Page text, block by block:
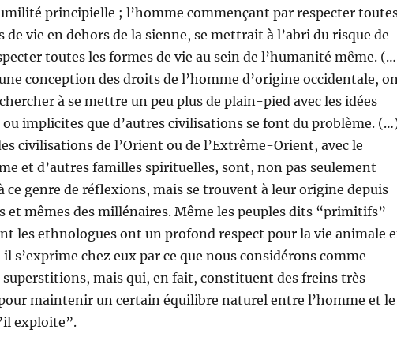
principielle ; l’homme commençant par respecter
de vie en dehors de la sienne, se mettrait à l’abri du risque de
toutes les formes de vie au sein de l’humanité même.
conception des droits de l’homme d’origine occidentale,
à se mettre un peu plus de plain-pied avec les idées
implicites que d’autres civilisations se font du problème.
civilisations de l’Orient ou de l’Extrême-Orient, avec le
et d’autres familles spirituelles, sont, non pas seulement
ce genre de réflexions, mais se trouvent à leur origine depuis
et mêmes des millénaires. Même les peuples dits “primitifs”
les ethnologues ont un profond respect pour la vie animale
s’exprime chez eux par ce que nous considérons comme
superstitions, mais qui, en fait, constituent des freins très
maintenir un certain équilibre naturel entre l’homme et le
exploite”.